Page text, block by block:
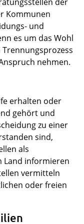
Kommunen
und
es um das Wohl
nehmen.
erhalten oder
gehört und
zu einer
sind,
als
Land informieren
vermitteln
oder freien